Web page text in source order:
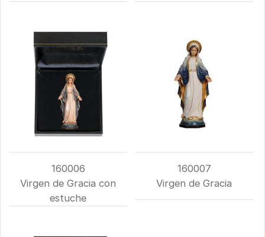
160006
Virgen de Gracia con
estuche
160007
Virgen de Gracia